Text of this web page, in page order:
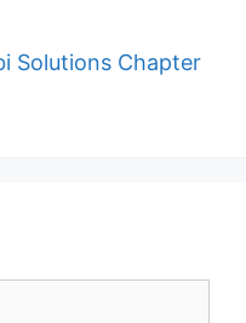
Solutions Chapter